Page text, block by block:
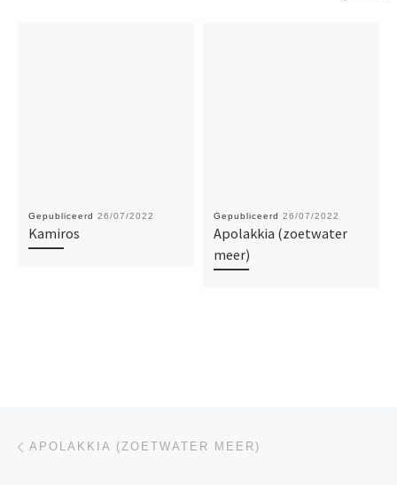
Gepubliceerd 26/07/2022
Kamiros
Gepubliceerd 26/07/2022
Apolakkia (zoetwater
meer)
Bericht navigatie
APOLAKKIA (ZOETWATER MEER)